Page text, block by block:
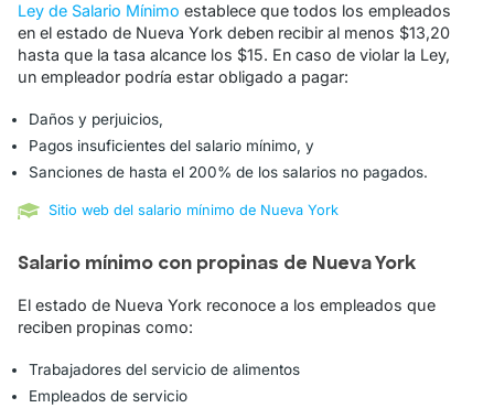
Ley de Salario Mínimo establece que todos los empleados
en el estado de Nueva York deben recibir al menos $13,20
hasta que la tasa alcance los $15. En caso de violar la Ley,
un empleador podría estar obligado a pagar:
Daños y perjuicios,
Pagos insuficientes del salario mínimo, y
Sanciones de hasta el 200% de los salarios no pagados.
Sitio web del salario mínimo de Nueva York
Salario mínimo con propinas de Nueva York
El estado de Nueva York reconoce a los empleados que
reciben propinas como:
Trabajadores del servicio de alimentos
Empleados de servicio